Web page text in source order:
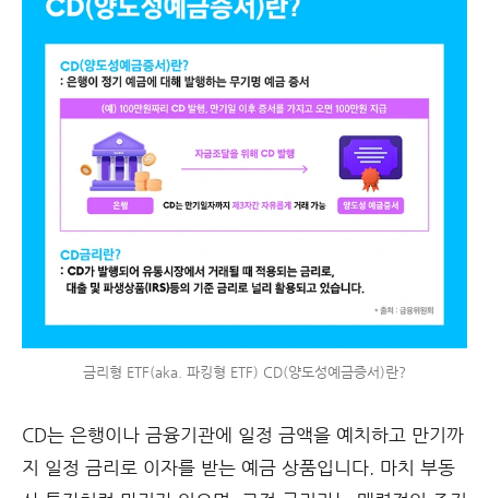
금리형 ETF(aka. 파킹형 ETF) CD(양도성예금증서)란?
CD는 은행이나 금융기관에 일정 금액을 예치하고 만기까
지 일정 금리로 이자를 받는 예금 상품입니다. 마치 부동